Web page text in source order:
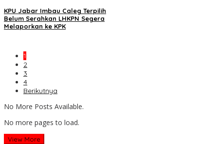
KPU Jabar Imbau Caleg Terpilih
Belum Serahkan LHKPN Segera
Melaporkan ke KPK
1
2
3
4
Berikutnya
No More Posts Available.
No more pages to load.
View More